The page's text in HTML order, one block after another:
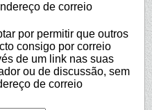
de correio
por permitir que outros
consigo por correio
de um link nas suas
ou de discussão, sem
de correio